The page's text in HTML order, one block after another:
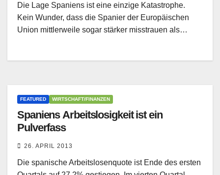
Die Lage Spaniens ist eine einzige Katastrophe.
Kein Wunder, dass die Spanier der Europäischen
Union mittlerweile sogar stärker misstrauen als…
FEATURED WIRTSCHAFT/FINANZEN
Spaniens Arbeitslosigkeit ist ein
Pulverfass
26. APRIL 2013
Die spanische Arbeitslosenquote ist Ende des ersten